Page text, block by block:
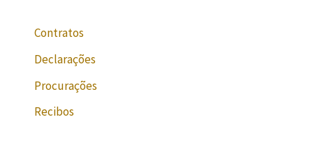
Contratos
Declarações
Procurações
Recibos